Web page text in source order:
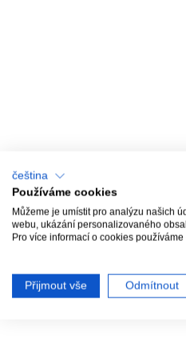
čeština
Používáme cookies
Můžeme je umístit pro analýzu našich
webu, ukázání personalizovaného
Pro více informací o cookies
Přijmout vše Odmítnout